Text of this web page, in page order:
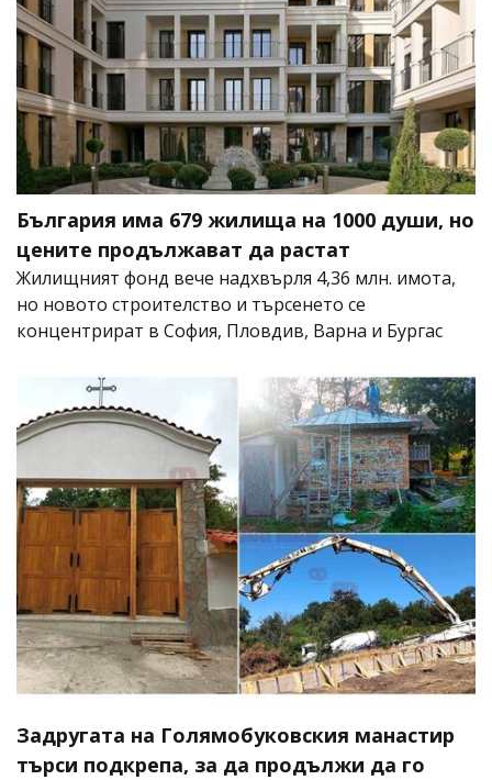
България има 679 жилища на 1000 души, но
цените продължават да растат
Жилищният фонд вече надхвърля 4,36 млн. имота,
но новото строителство и търсенето се
концентрират в София, Пловдив, Варна и Бургас
Задругата на Голямобуковския манастир
търси подкрепа, за да продължи да го